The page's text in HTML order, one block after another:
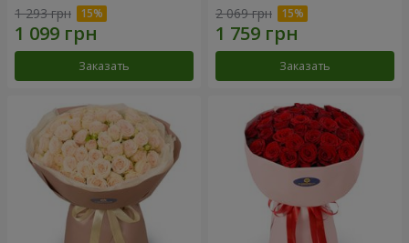
1 293 грн
Заказать
2 069 грн
Заказать